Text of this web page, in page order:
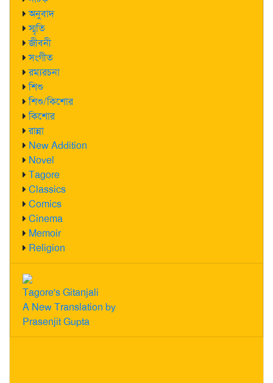
অনুবাদ
স্মৃতি
জীবনী
সংগীত
রম্যরচনা
শিশু
শিশু/কিশোর
কিশোর
রান্না
New Addition
Novel
Tagore
Classics
Comics
Cinema
Memoir
Religion
Tagore's Gitanjali
A New Translation by
Prasenjit Gupta